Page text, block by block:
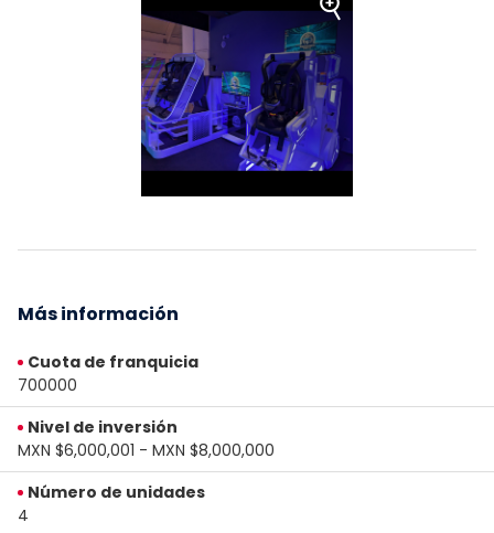
Más información
Cuota de franquicia
700000
Nivel de inversión
MXN $6,000,001 - MXN $8,000,000
Número de unidades
4